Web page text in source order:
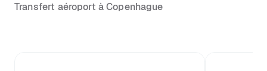
Transfert aéroport à Copenhague